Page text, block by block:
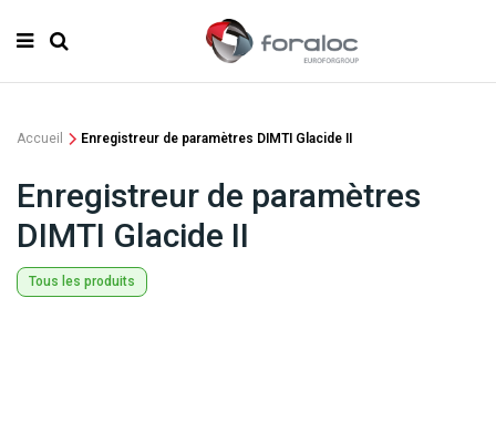
Accueil Enregistreur de paramètres DIMTI Glacide II
Enregistreur de paramètres
DIMTI Glacide II
Tous les produits